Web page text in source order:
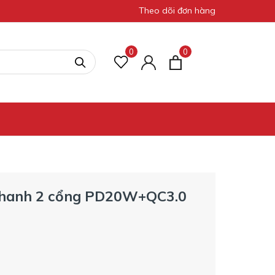
Theo dõi đơn hàng
0 0
2 cổng PD20W+QC3.0